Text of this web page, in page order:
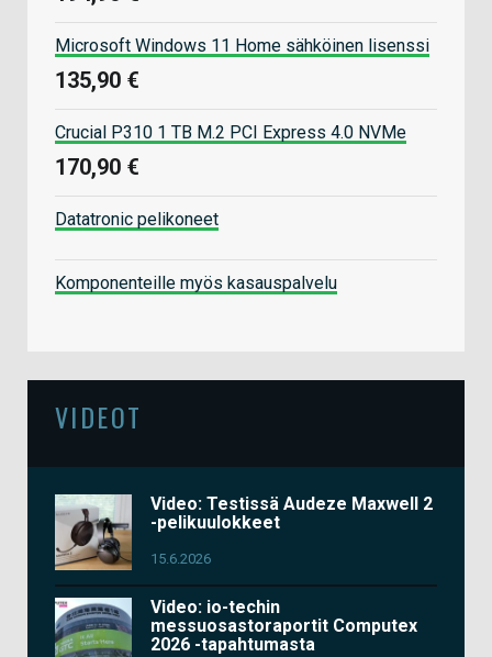
Microsoft Windows 11 Home sähköinen lisenssi
135,90 €
Crucial P310 1 TB M.2 PCI Express 4.0 NVMe
170,90 €
Datatronic pelikoneet
Komponenteille myös kasauspalvelu
VIDEOT
Video: Testissä Audeze Maxwell 2
-pelikuulokkeet
15.6.2026
Video: io-techin
messuosastoraportit Computex
2026 -tapahtumasta